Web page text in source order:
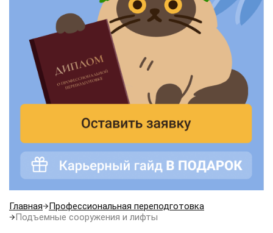
Главная
Профессиональная переподготовка
Подъемные сооружения и лифты